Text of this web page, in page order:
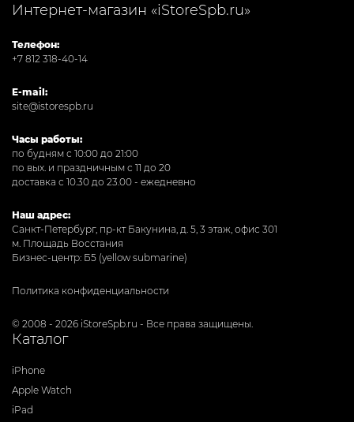
Интернет-магазин «iStoreSpb.ru»
Телефон:
+7 812 318-40-14
E-mail:
site@istorespb.ru
Часы работы:
по будням с 10:00 до 21:00
по вых. и праздничным с 11 до 20
доставка с 10.30 до 23.00 - ежедневно
Наш адрес:
Санкт-Петербург, пр-кт Бакунина, д. 5, 3 этаж, офис 301
м. Площадь Восстания
Бизнес-центр: Б5 (yellow submarine)
Политика конфиденциальности
© 2008 - 2026 iStoreSpb.ru - Все права защищены.
Каталог
iPhone
Apple Watch
iPad